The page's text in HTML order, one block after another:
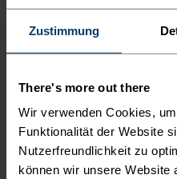
Zustimmung
There's more out there
Wir verwenden Cookies,
Funktionalität der Website
Nutzerfreundlichkeit zu
können wir unsere Website
MATERIALEIGENSCHAFTEN
Wir lieben Polyester für
Leichtigkeit und
Durch die Zugabe von
Material für die
wasserdichten Stoffe, die
Regenjacken zum Einsatz